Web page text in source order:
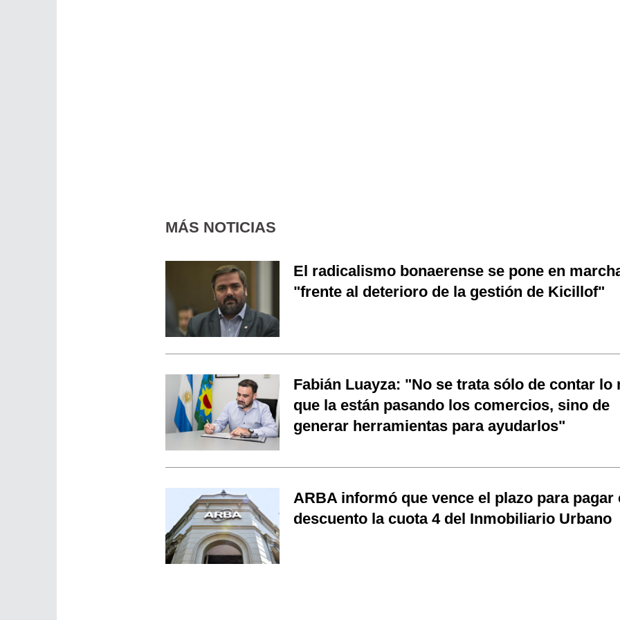
MÁS NOTICIAS
El radicalismo bonaerense se pone en
"frente al deterioro de la gestión de Kicillof"
Fabián Luayza: "No se trata sólo de contar lo
que la están pasando los comercios, sino de
generar herramientas para ayudarlos"
ARBA informó que vence el plazo para pagar
descuento la cuota 4 del Inmobiliario Urbano